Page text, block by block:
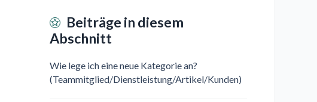
Beiträge in diesem
Abschnitt
Wie lege ich eine neue Kategorie an?
(Teammitglied/Dienstleistung/Artikel/Kunden)